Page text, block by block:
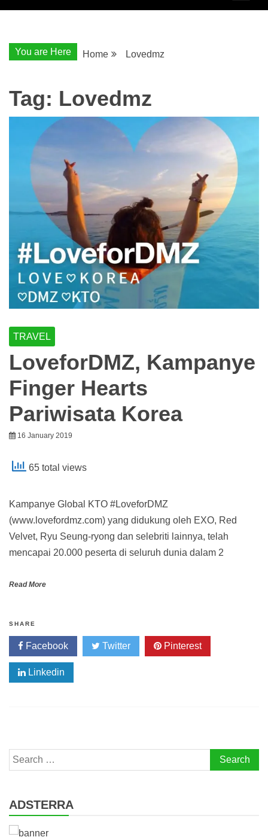
You are Here Home Lovedmz
Tag: Lovedmz
TRAVEL
LoveforDMZ, Kampanye
Finger Hearts
Pariwisata Korea
16 January 2019
65 total views
Kampanye Global KTO #LoveforDMZ
(www.lovefordmz.com) yang didukung oleh EXO, Red
Velvet, Ryu Seung-ryong dan selebriti lainnya, telah
mencapai 20.000 peserta di seluruh dunia dalam 2
Read More
SHARE
Facebook Twitter Pinterest
Linkedin
Search
for:
ADSTERRA